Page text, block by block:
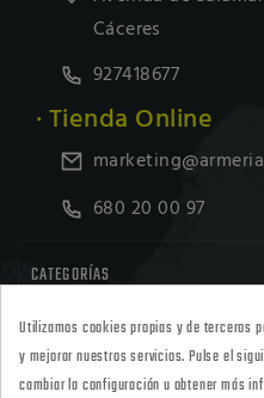
Cáceres
927418677
· Tienda Online
680 20 00 97
CATEGORÍAS
POLÍTICAS
Utilizamos cookies propias y de terceros
y mejorar nuestros servicios. Pulse el
cambiar la configuración u obtener más